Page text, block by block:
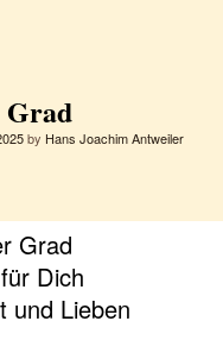
Grad
by Hans Joachim Antweiler
Grad
Dich
und Lieben